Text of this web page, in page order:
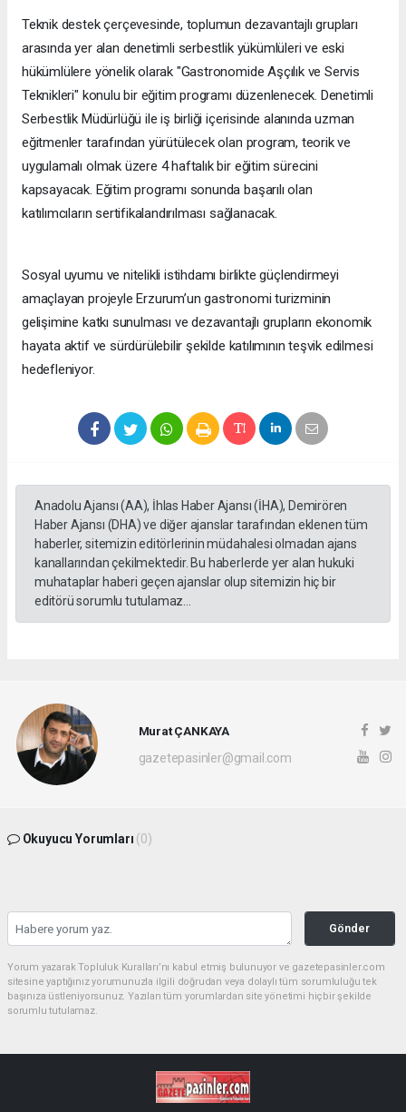
Teknik destek çerçevesinde, toplumun dezavantajlı grupları
arasında yer alan denetimli serbestlik yükümlüleri ve eski
hükümlülere yönelik olarak "Gastronomide Aşçılık ve Servis
Teknikleri" konulu bir eğitim programı düzenlenecek. Denetimli
Serbestlik Müdürlüğü ile iş birliği içerisinde alanında uzman
eğitmenler tarafından yürütülecek olan program, teorik ve
uygulamalı olmak üzere 4 haftalık bir eğitim sürecini
kapsayacak. Eğitim programı sonunda başarılı olan
katılımcıların sertifikalandırılması sağlanacak.
Sosyal uyumu ve nitelikli istihdamı birlikte güçlendirmeyi
amaçlayan projeyle Erzurum’un gastronomi turizminin
gelişimine katkı sunulması ve dezavantajlı grupların ekonomik
hayata aktif ve sürdürülebilir şekilde katılımının teşvik edilmesi
hedefleniyor.
Anadolu Ajansı (AA), İhlas Haber Ajansı (İHA), Demirören
Haber Ajansı (DHA) ve diğer ajanslar tarafından eklenen tüm
haberler, sitemizin editörlerinin müdahalesi olmadan ajans
kanallarından çekilmektedir. Bu haberlerde yer alan hukuki
muhataplar haberi geçen ajanslar olup sitemizin hiç bir
editörü sorumlu tutulamaz...
Murat ÇANKAYA
gazetepasinler@gmail.com
Okuyucu Yorumları (0)
Gönder
Yorum yazarak Topluluk Kuralları’nı kabul etmiş bulunuyor ve gazetepasinler.com
sitesine yaptığınız yorumunuzla ilgili doğrudan veya dolaylı tüm sorumluluğu tek
başınıza üstleniyorsunuz. Yazılan tüm yorumlardan site yönetimi hiçbir şekilde
sorumlu tutulamaz.